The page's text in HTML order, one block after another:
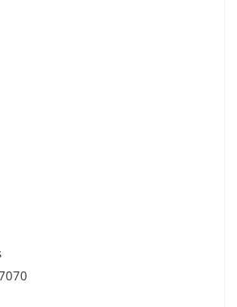
MSXM080MLW05E